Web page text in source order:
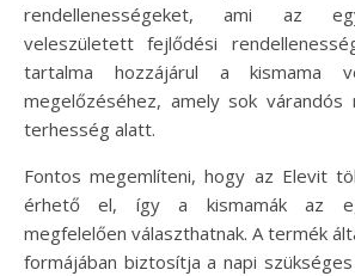
rendellenességeket, ami az
veleszületett fejlődési
tartalma hozzájárul a kismama
megelőzéséhez, amely sok várandós
terhesség alatt.
Fontos megemlíteni, hogy az Elevit
érhető el, így a kismamák az
megfelelően választhatnak. A termék
formájában biztosítja a napi